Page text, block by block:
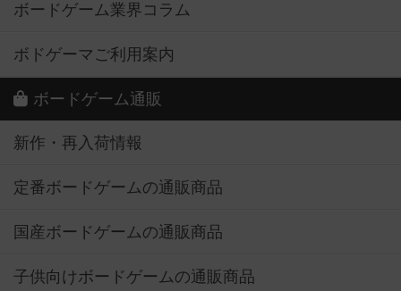
ボードゲーム業界コラム
ボドゲーマご利用案内
ボードゲーム通販
新作・再入荷情報
定番ボードゲームの通販商品
国産ボードゲームの通販商品
子供向けボードゲームの通販商品